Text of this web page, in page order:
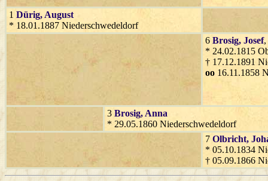
1 Dürig, August
* 18.01.1887 Niederschwedeldorf
6 Brosig, Josef,
* 24.02.1815
† 17.12.1891
oo 16.11.1858
3 Brosig, Anna
* 29.05.1860 Niederschwedeldorf
7 Olbricht,
* 05.10.1834
† 05.09.1866